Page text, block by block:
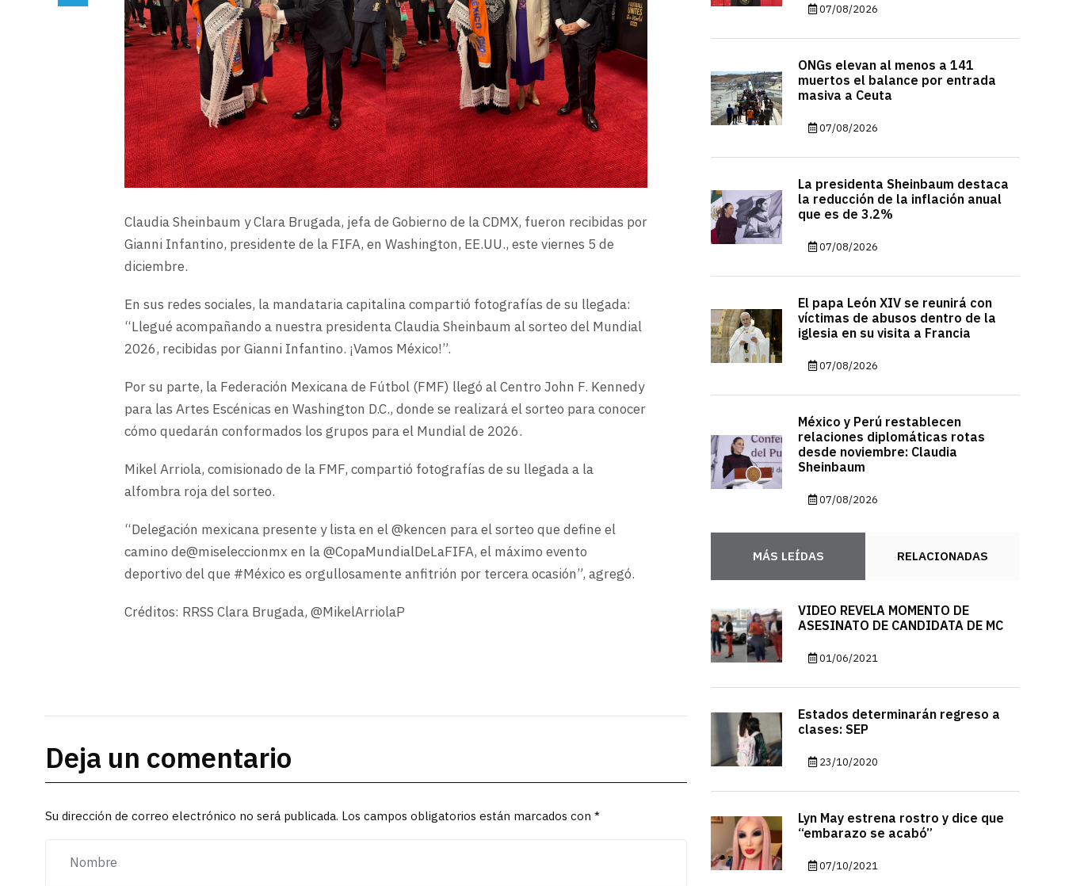
Claudia Sheinbaum y Clara Brugada, jefa de Gobierno de la CDMX, fueron recibidas por
Gianni Infantino, presidente de la FIFA, en Washington, EE.UU., este viernes 5 de
diciembre.
En sus redes sociales, la mandataria capitalina compartió fotografías de su llegada:
“Llegué acompañando a nuestra presidenta Claudia Sheinbaum al sorteo del Mundial
2026, recibidas por Gianni Infantino. ¡Vamos México!”.
Por su parte, la Federación Mexicana de Fútbol (FMF) llegó al Centro John F. Kennedy
para las Artes Escénicas en Washington D.C., donde se realizará el sorteo para conocer
cómo quedarán conformados los grupos para el Mundial de 2026.
Mikel Arriola, comisionado de la FMF, compartió fotografías de su llegada a la
alfombra roja del sorteo.
“Delegación mexicana presente y lista en el @kencen para el sorteo que define el
camino de@miseleccionmx en la @CopaMundialDeLaFIFA, el máximo evento
deportivo del que #México es orgullosamente anfitrión por tercera ocasión”, agregó.
Créditos: RRSS Clara Brugada, @MikelArriolaP
Deja un comentario
Su dirección de correo electrónico no será publicada. Los campos obligatorios están marcados con *
07/08/2026
ONGs elevan al menos a 141
muertos el balance por entrada
masiva a Ceuta
07/08/2026
La presidenta Sheinbaum destaca
la reducción de la inflación anual
que es de 3.2%
07/08/2026
El papa León XIV se reunirá con
víctimas de abusos dentro de la
iglesia en su visita a Francia
07/08/2026
México y Perú restablecen
relaciones diplomáticas rotas
desde noviembre: Claudia
Sheinbaum
07/08/2026
MÁS LEÍDAS RELACIONADAS
VIDEO REVELA MOMENTO DE
ASESINATO DE CANDIDATA DE MC
01/06/2021
Estados determinarán regreso a
clases: SEP
23/10/2020
Lyn May estrena rostro y dice que
“embarazo se acabó”
07/10/2021